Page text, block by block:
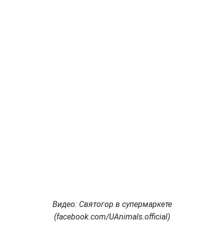
Видео: Святогор в супермаркете
(facebook.com/UAnimals.official)